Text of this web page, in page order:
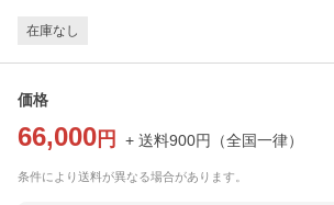
在庫なし
価格
66,000 円 + 送料900円 （全国一律）
条件により送料が異なる場合があります。